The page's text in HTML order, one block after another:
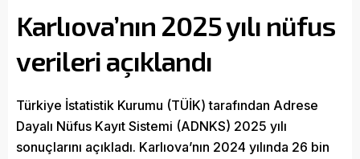
Karlıova’nın 2025 yılı nüfus
verileri açıklandı
Türkiye İstatistik Kurumu (TÜİK) tarafından Adrese
Dayalı Nüfus Kayıt Sistemi (ADNKS) 2025 yılı
sonuçlarını açıkladı. Karlıova’nın 2024 yılında 26 bin